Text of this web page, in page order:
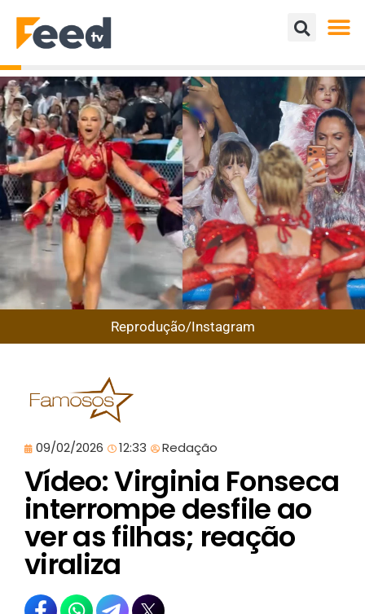
Reprodução/Instagram
09/02/2026 12:33 Redação
Vídeo: Virginia Fonseca
interrompe desfile ao
ver as filhas; reação
viraliza